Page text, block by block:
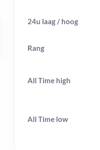
24u laag / hoog
Rang
All Time high
All Time low